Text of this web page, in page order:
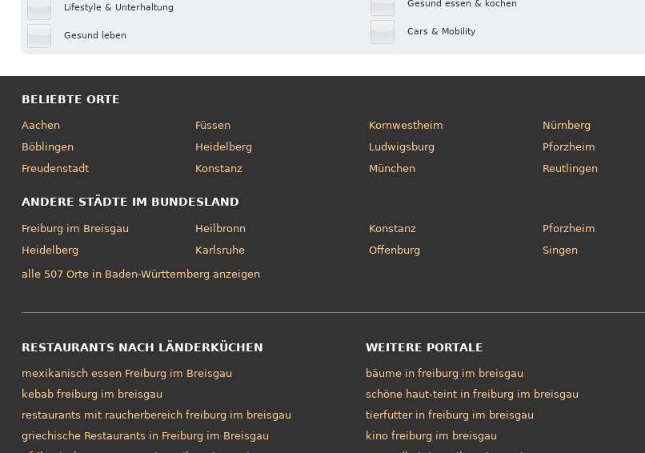
Lifestyle & Unterhaltung
Gesund leben
Gesund essen & kochen
Cars & Mobility
BELIEBTE ORTE
Aachen
Böblingen
Freudenstadt
Füssen
Heidelberg
Konstanz
Kornwestheim
Ludwigsburg
München
Nürnberg
Pforzheim
Reutlingen
ANDERE STÄDTE IM BUNDESLAND
Freiburg im Breisgau
Heidelberg
Heilbronn
Karlsruhe
Konstanz
Offenburg
Pforzheim
Singen
alle 507 Orte in Baden-Württemberg anzeigen
RESTAURANTS NACH LÄNDERKÜCHEN
mexikanisch essen Freiburg im Breisgau
kebab freiburg im breisgau
restaurants mit raucherbereich freiburg im breisgau
griechische Restaurants in Freiburg im Breisgau
WEITERE PORTALE
bäume in freiburg im breisgau
schöne haut-teint in freiburg im breisgau
tierfutter in freiburg im breisgau
kino freiburg im breisgau